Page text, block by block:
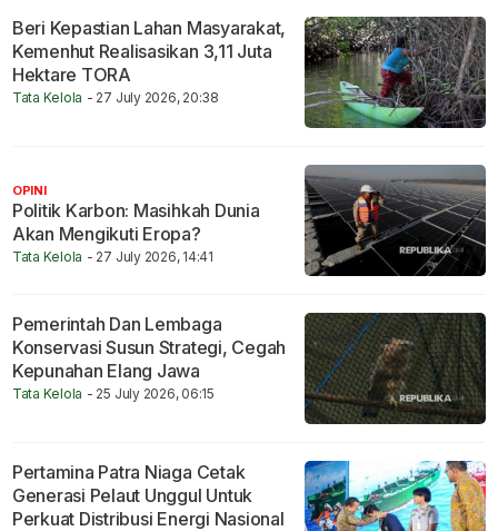
Beri Kepastian Lahan Masyarakat,
Kemenhut Realisasikan 3,11 Juta
Hektare TORA
Tata Kelola - 27 July 2026, 20:38
OPINI
Politik Karbon: Masihkah Dunia
Akan Mengikuti Eropa?
Tata Kelola - 27 July 2026, 14:41
Pemerintah Dan Lembaga
Konservasi Susun Strategi, Cegah
Kepunahan Elang Jawa
Tata Kelola - 25 July 2026, 06:15
Pertamina Patra Niaga Cetak
Generasi Pelaut Unggul Untuk
Perkuat Distribusi Energi Nasional